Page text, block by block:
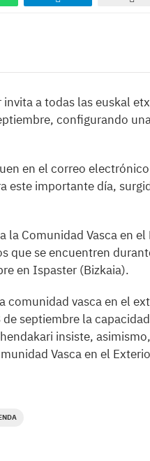
a todas las euskal
configurando
en el correo electrónico
este importante día,
Comunidad Vasca en el
que se encuentren
en Ispaster (Bizkaia).
comunidad vasca en el
septiembre la
insiste,
Vasca en el